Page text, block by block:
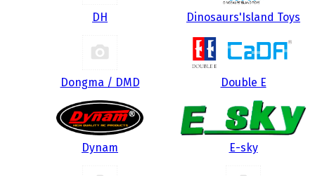
DH Dinosaurs'Island Toys
Dongma / DMD Double E
Dynam E-sky